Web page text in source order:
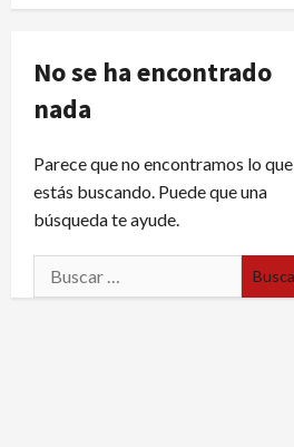
No se ha encontrado
nada
Parece que no encontramos lo que
estás buscando. Puede que una
búsqueda te ayude.
Buscar: